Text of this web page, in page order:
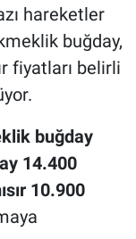
hareketler
buğday,
fiyatları belirli
buğday
14.400
10.900